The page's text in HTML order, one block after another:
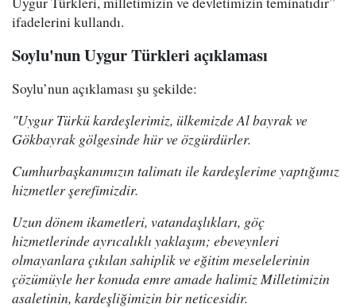
ifadelerini kullandı.
Soylu'nun Uygur Türkleri açıklaması
Soylu’nun açıklaması şu şekilde:
"Uygur Türkü kardeşlerimiz, ülkemizde Al bayrak ve
Gökbayrak gölgesinde hür ve özgürdürler.
Cumhurbaşkanımızın talimatı ile kardeşlerime yaptığımız
hizmetler şerefimizdir.
Uzun dönem ikametleri, vatandaşlıkları, göç
hizmetlerinde ayrıcalıklı yaklaşım; ebeveynleri
olmayanlara çıkılan sahiplik ve eğitim meselelerinin
çözümüyle her konuda emre amade halimiz Milletimizin
asaletinin, kardeşliğimizin bir neticesidir.